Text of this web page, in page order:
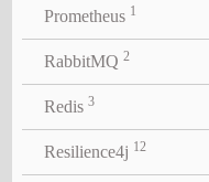
Prometheus 1
RabbitMQ 2
Redis 3
Resilience4j 12